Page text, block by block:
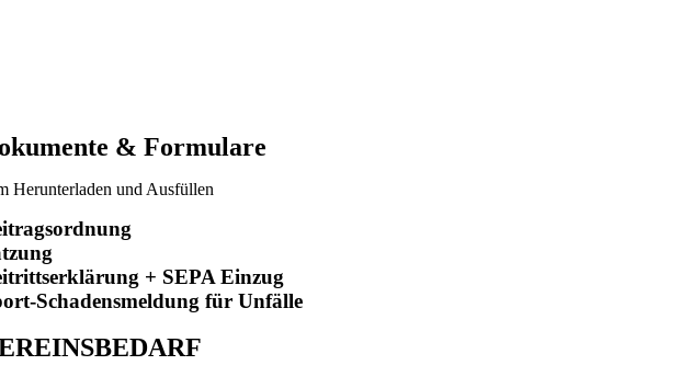
& Formulare
Herunterladen und Ausfüllen
+ SEPA Einzug
Schadensmeldung für Unfälle